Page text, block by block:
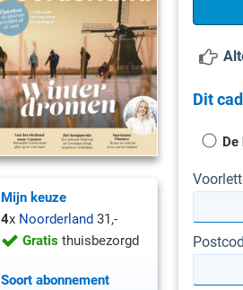
Mijn keuze
4x Noorderland 31,-
Gratis thuisbezorgd
Soort abonnement
Dit
De